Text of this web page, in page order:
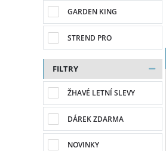
GARDEN KING
STREND PRO
FILTRY
ŽHAVÉ LETNÍ SLEVY
DÁREK ZDARMA
NOVINKY